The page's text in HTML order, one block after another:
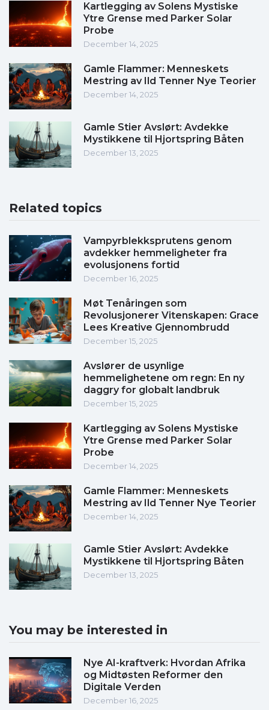
Kartlegging av Solens Mystiske
Ytre Grense med Parker Solar
Probe
December 14, 2025
Gamle Flammer: Menneskets
Mestring av Ild Tenner Nye Teorier
December 14, 2025
Gamle Stier Avslørt: Avdekke
Mystikkene til Hjortspring Båten
December 13, 2025
Related topics
Vampyrblekksprutens genom
avdekker hemmeligheter fra
evolusjonens fortid
December 16, 2025
Møt Tenåringen som
Revolusjonerer Vitenskapen: Grace
Lees Kreative Gjennombrudd
December 15, 2025
Avslører de usynlige
hemmelighetene om regn: En ny
daggry for globalt landbruk
December 15, 2025
Kartlegging av Solens Mystiske
Ytre Grense med Parker Solar
Probe
December 14, 2025
Gamle Flammer: Menneskets
Mestring av Ild Tenner Nye Teorier
December 14, 2025
Gamle Stier Avslørt: Avdekke
Mystikkene til Hjortspring Båten
December 13, 2025
You may be interested in
Nye AI-kraftverk: Hvordan Afrika
og Midtøsten Reformer den
Digitale Verden
December 16, 2025